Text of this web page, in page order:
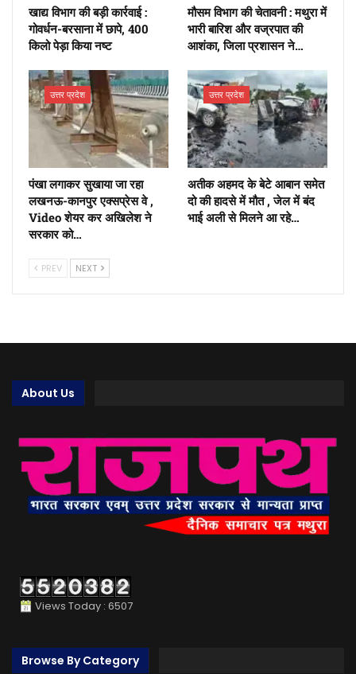
खाद्य विभाग की बड़ी कार्रवाई :
गोवर्धन-बरसाना में छापे, 400
किलो पेड़ा किया नष्ट
मौसम विभाग की चेतावनी : मथुरा में
भारी बारिश और वज्रपात की
आशंका, जिला प्रशासन ने…
उत्तर प्रदेश
पंखा लगाकर सुखाया जा रहा
लखनऊ-कानपुर एक्सप्रेस वे ,
Video शेयर कर अखिलेश ने
सरकार को…
उत्तर प्रदेश
अतीक अहमद के बेटे आबान समेत
दो की हादसे में मौत , जेल में बंद
भाई अली से मिलने आ रहे…
PREV NEXT
About Us
Views Today : 6507
Browse By Category